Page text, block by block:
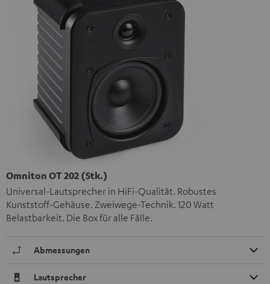
Omniton OT 202 (Stk.)
Universal-Lautsprecher in HiFi-Qualität. Robustes
Kunststoff-Gehäuse. Zweiwege-Technik. 120 Watt
Belastbarkeit. Die Box für alle Fälle.
Abmessungen
Lautsprecher